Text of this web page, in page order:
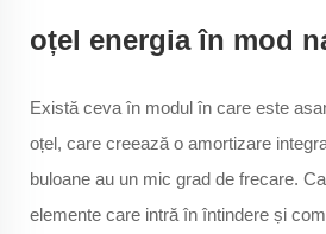
oțel energia în mod
Există ceva în modul în care este
oțel, care creează o amortizare
buloane au un mic grad de frecare.
elemente care intră în întindere și